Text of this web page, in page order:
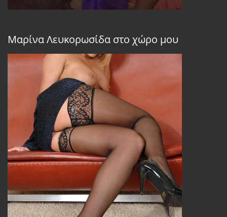
Μαρίνα Λευκορωσίδα στο χώρο μου